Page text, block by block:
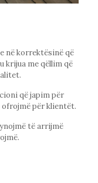
në korrektësinë që
krijua me qëllim që
që japim për
për klientët.
të arrijmë